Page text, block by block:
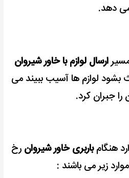
دهد.
مسیرارسال لوازم با خاور شیروان
لوازم ها آسیب ببیند می
را جبران کرد.
هنگامباربری خاور شیروان رخ
زیر می باشند :